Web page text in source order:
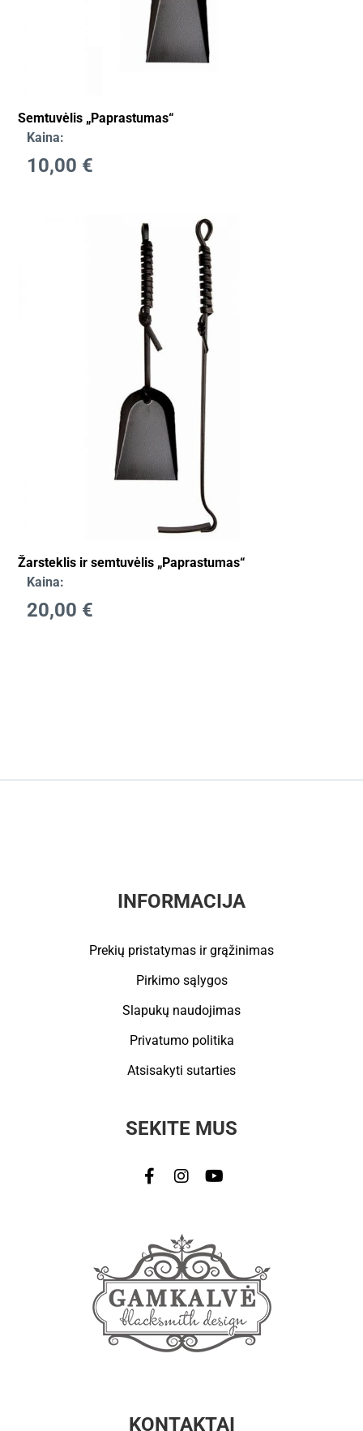
Semtuvėlis „Paprastumas“
Kaina:
10,00 €
Žarsteklis ir semtuvėlis „Paprastumas“
Kaina:
20,00 €
INFORMACIJA
Prekių pristatymas ir grąžinimas
Pirkimo sąlygos
Slapukų naudojimas
Privatumo politika
Atsisakyti sutarties
SEKITE MUS
KONTAKTAI